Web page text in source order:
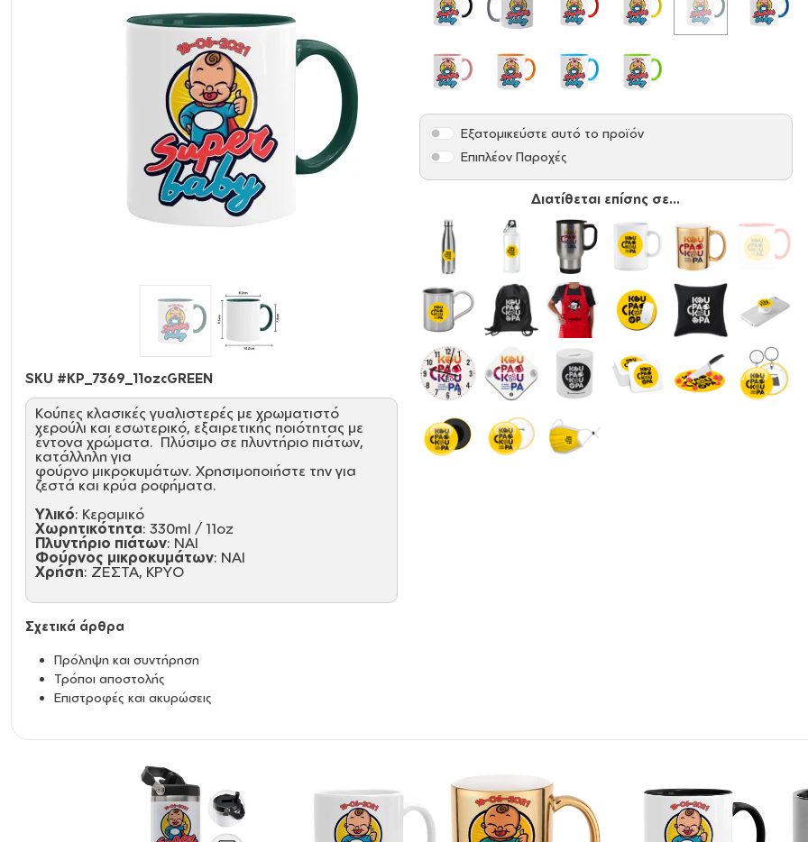
SKU #KP_7369_11ozcGREEN
Κούπες κλασικές γυαλιστερές με χρωματιστό
χερούλι και εσωτερικό, εξαιρετικής ποιότητας με
έντονα χρώματα. Πλύσιμο σε πλυντήριο πιάτων,
κατάλληλη για
φούρνο μικροκυμάτων. Χρησιμοποιήστε την για
ζεστά και κρύα ροφήματα.
Υλικό: Κεραμικό
Χωρητικότητα: 330ml / 11oz
Πλυντήριο πιάτων: ΝΑΙ
Φούρνος μικροκυμάτων: ΝΑΙ
Χρήση: ΖΕΣΤΑ, ΚΡΥΟ
Σχετικά άρθρα
Πρόληψη και συντήρηση
Τρόποι αποστολής
Επιστροφές και ακυρώσεις
Εξατομικεύστε αυτό το προϊόν
Επιπλέον Παροχές
Διατίθεται επίσης σε...